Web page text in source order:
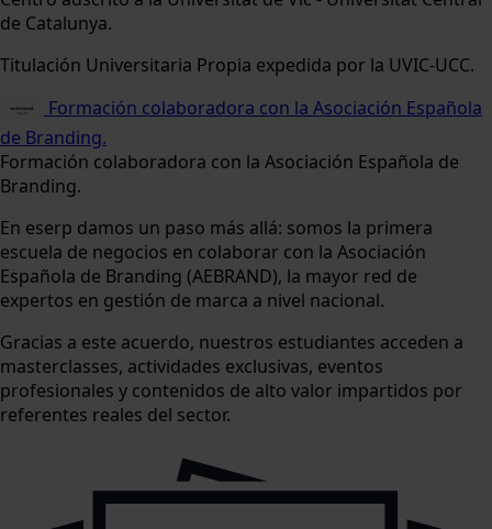
de Catalunya.
Titulación Universitaria Propia expedida por la UVIC-UCC.
Formación colaboradora con la Asociación Española
de Branding.
Formación colaboradora con la Asociación Española de
Branding.
En eserp damos un paso más allá: somos la primera
escuela de negocios en colaborar con la Asociación
Española de Branding (AEBRAND), la mayor red de
expertos en gestión de marca a nivel nacional.
Gracias a este acuerdo, nuestros estudiantes acceden a
masterclasses, actividades exclusivas, eventos
profesionales y contenidos de alto valor impartidos por
referentes reales del sector.